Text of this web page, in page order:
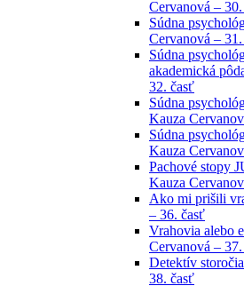
Cervanová –
Súdna
Cervanová –
Súdna
akademická
32. časť
Súdna
Kauza
Súdna
Kauza
Pachové stopy
Kauza
Ako mi prišili
– 36. časť
Vrahovia alebo
Cervanová –
Detektív
38. časť